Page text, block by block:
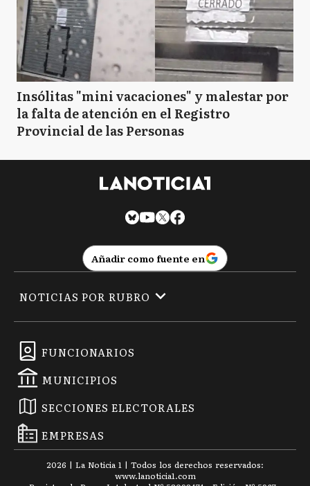
Insólitas "mini vacaciones" y malestar por
la falta de atención en el Registro
Provincial de las Personas
Añadir como fuente en
FUNCIONARIOS
MUNICIPIOS
SECCIONES ELECTORALES
EMPRESAS
NOTICIAS POR RUBRO
2026 | La Noticia 1 | Todos los derechos reservados:
www.lanoticia1.com